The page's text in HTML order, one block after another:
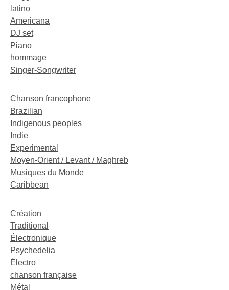
latino
Americana
DJ set
Piano
hommage
Singer-Songwriter
Chanson francophone
Brazilian
Indigenous peoples
Indie
Experimental
Moyen-Orient / Levant / Maghreb
Musiques du Monde
Caribbean
Création
Traditional
Électronique
Psychedelia
Électro
chanson française
Métal